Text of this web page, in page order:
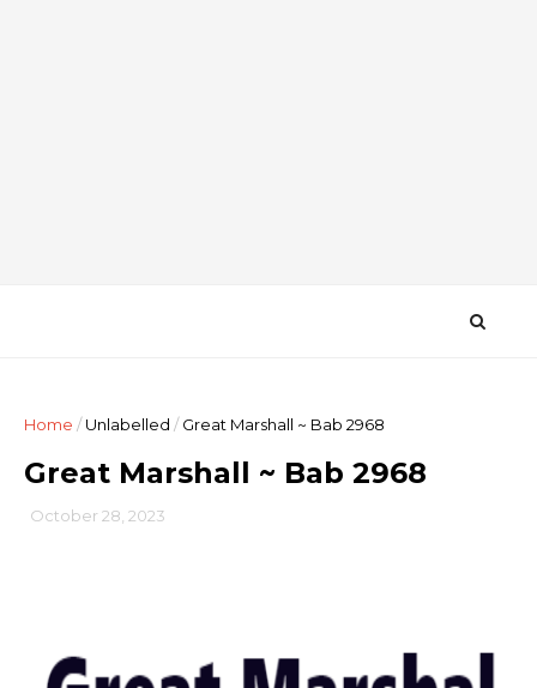
Home /Unlabelled / Great Marshall ~ Bab 2968
Great Marshall ~ Bab 2968
October 28, 2023